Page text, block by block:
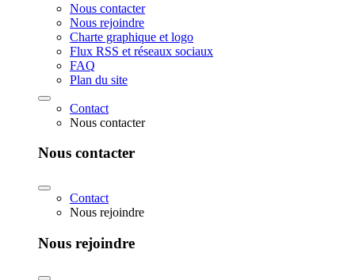
Nous contacter
Nous rejoindre
Charte graphique et logo
Flux RSS et réseaux sociaux
FAQ
Plan du site
Contact
Nous contacter
Nous contacter
Contact
Nous rejoindre
Nous rejoindre